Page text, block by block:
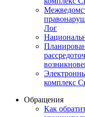
Лог
комплекс
Обращения
Как